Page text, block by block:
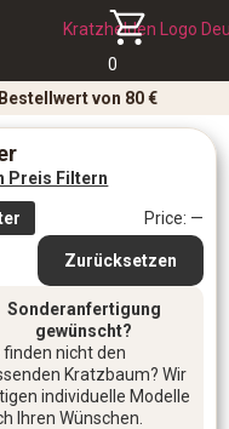
0
von 80 €
Preis Filtern
Price: —
Zurücksetzen
Sonderanfertigung
gewünscht?
finden nicht den
Kratzbaum? Wir
individuelle Modelle
Ihren Wünschen.